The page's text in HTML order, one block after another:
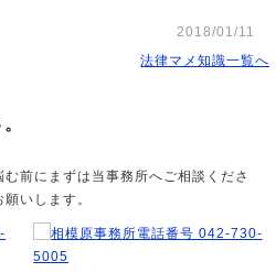
2018/01/11
法律マメ知識一覧へ
前にまずは当事務所へご相談くださ
いします。